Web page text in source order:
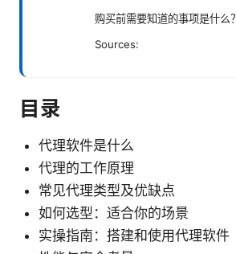
购买前需要知道的事项是什么？
Sources:
目录
代理软件是什么
代理的工作原理
常见代理类型及优缺点
如何选型：适合你的场景
实操指南：搭建和使用代理软件